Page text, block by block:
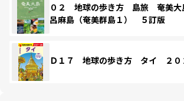
０２ 地球の歩き方 島旅 奄美
呂麻島（奄美群島１） ５訂版
Ｄ１７ 地球の歩き方 タイ ２０